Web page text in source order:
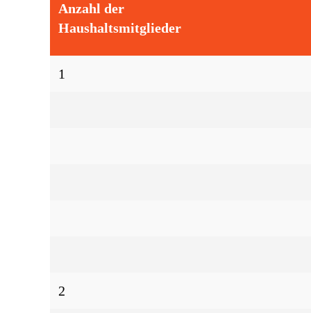
Anzahl der
Haushaltsmitglieder
1
2